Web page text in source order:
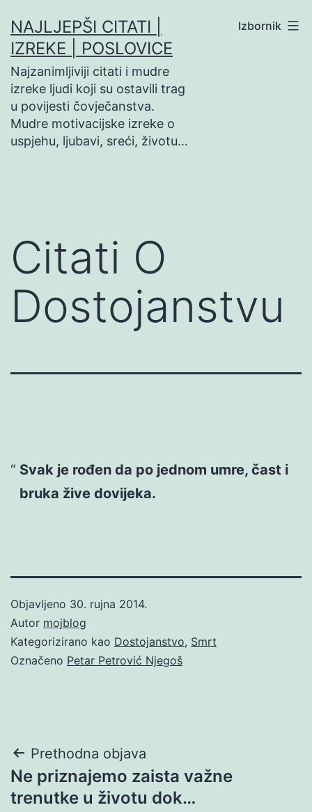
na
sadržaj
NAJLJEPŠI CITATI |
IZREKE | POSLOVICE
Najzanimljiviji citati i mudre
izreke ljudi koji su ostavili trag
u povijesti čovječanstva.
Mudre motivacijske izreke o
uspjehu, ljubavi, sreći, životu…
Izbornik
Citati O
Dostojanstvu
Svak je rođen da po jednom umre, čast i
bruka žive dovijeka.
Objavljeno 30. rujna 2014.
Autor mojblog
Kategorizirano kao Dostojanstvo, Smrt
Označeno Petar Petrović Njegoš
Navigacija
objava
Prethodna objava
Ne priznajemo zaista važne
trenutke u životu dok…